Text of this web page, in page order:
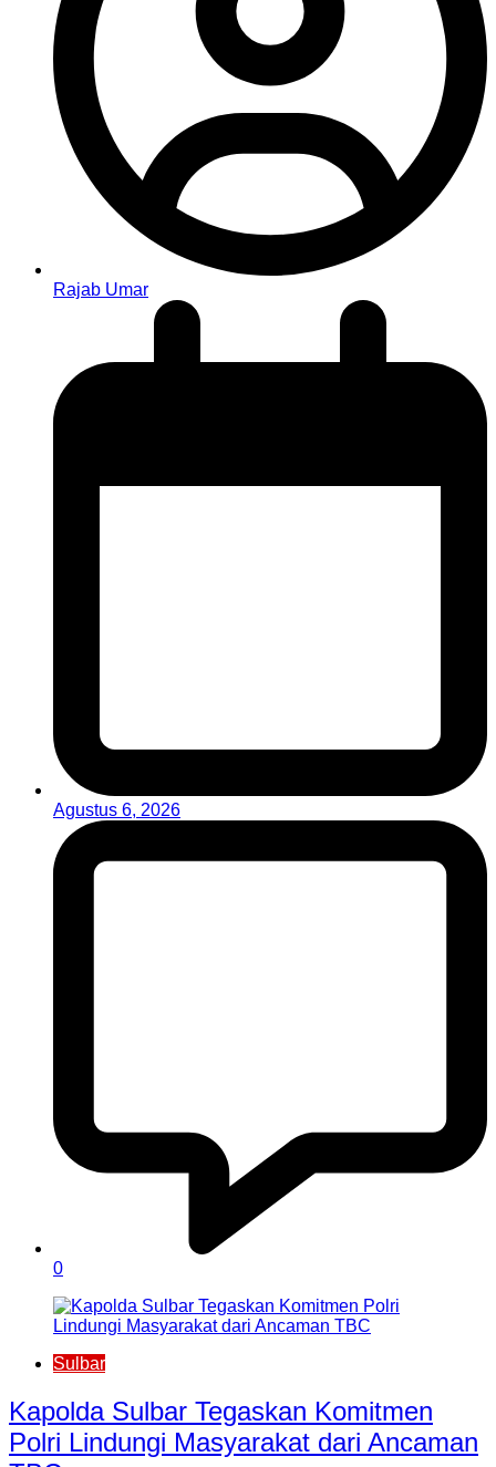
Rajab Umar
Agustus 6, 2026
0
Sulbar
Kapolda Sulbar Tegaskan Komitmen
Polri Lindungi Masyarakat dari Ancaman